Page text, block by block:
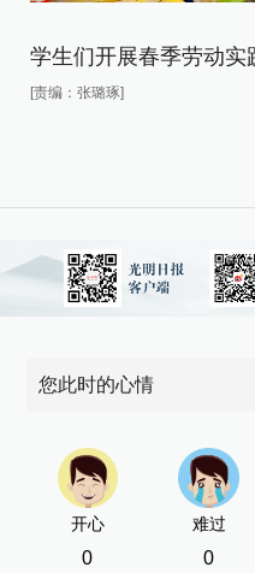
学生们开展春季劳动
[责编：张璐琢]
您此时的心情
开心
0
难过
0